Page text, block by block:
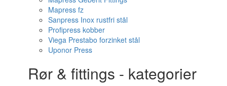
Mapress fz
Sanpress Inox rustfri stål
Profipress kobber
Viega Prestabo forzinket stål
Uponor Press
Rør & fittings - kategorier